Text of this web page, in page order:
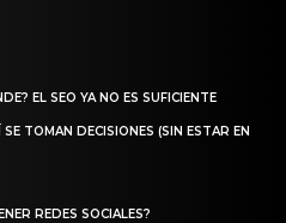
EL SEO YA NO ES SUFICIENTE
TOMAN DECISIONES (SIN ESTAR EN
REDES SOCIALES?